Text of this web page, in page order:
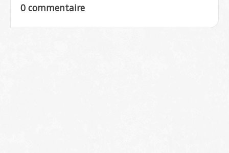
0 commentaire